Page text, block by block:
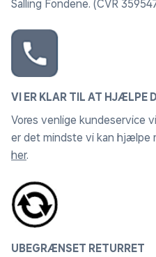
Salling Fondene. (CVR
VI ER KLAR TIL AT HJÆLPE
Vores venlige kundeservice
er det mindste vi kan hjælpe
her.
UBEGRÆNSET RETURRET